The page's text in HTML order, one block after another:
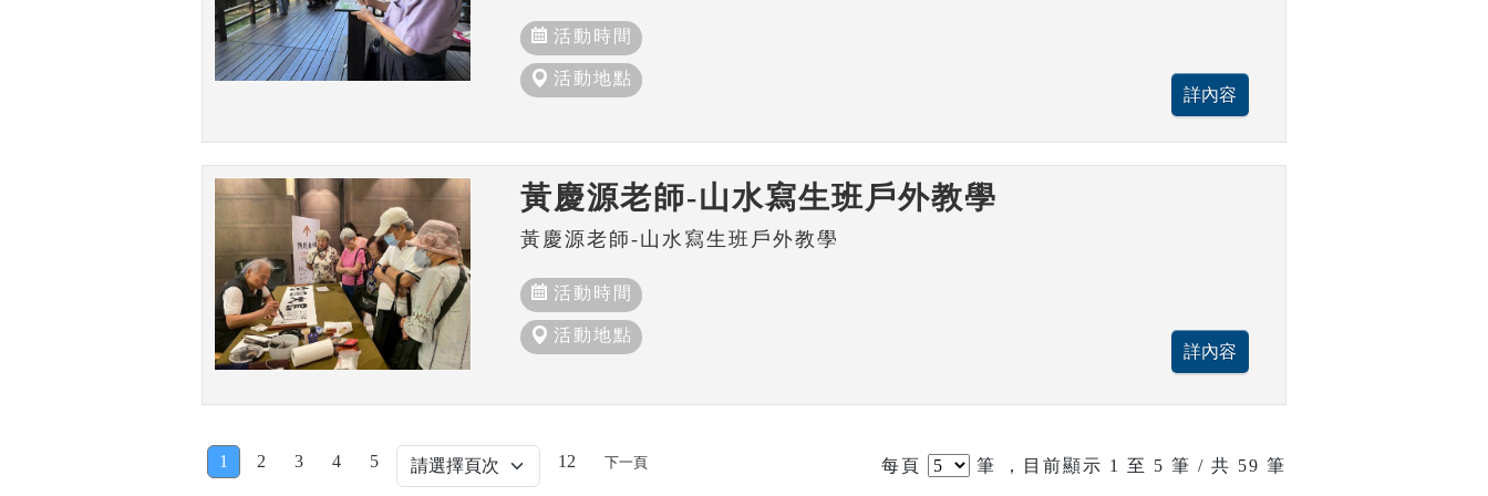
活動時間
活動地點
黃慶源老師-山水寫生班戶外教學
黃慶源老師-山水寫生班戶外教學
活動時間
活動地點
1 2 3 4 5 12 下一頁 每頁 筆 ，目前顯示 1 至 5 筆 / 共 59 筆